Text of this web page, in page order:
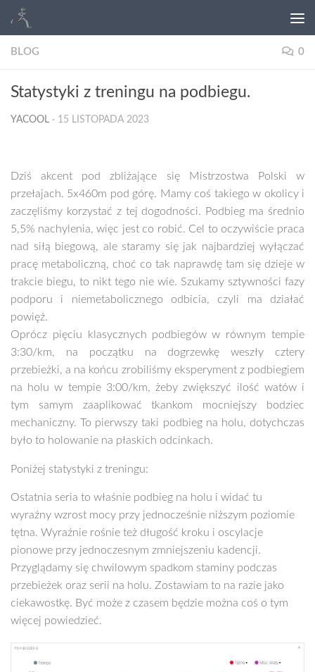
BLOG 0
Statystyki z treningu na podbiegu.
YACOOL · 15 LISTOPADA 2023
Dziś akcent pod zbliżające się Mistrzostwa Polski w
przełajach. 5x460m pod górę. Mamy coś takiego w okolicy i
zaczęliśmy korzystać z tej dogodności. Podbieg ma średnio
5,5% nachylenia, więc jest co robić. Cel to oczywiście praca
nad siłą biegową, ale staramy się jak najbardziej wyłączać
pracę metaboliczną, choć co tak naprawdę tam się dzieje w
trakcie biegu, to nikt tego nie wie. Szukamy sztywności fazy
podporu i niemetabolicznego odbicia, czyli ma działać
powięź.
Oprócz pięciu klasycznych podbiegów w równym tempie
3:30/km, na początku na dogrzewkę weszły cztery
przebieżki, a na końcu zrobiliśmy eksperyment z podbiegiem
na holu w tempie 3:00/km, żeby zwiększyć ilość watów i
tym samym zaaplikować tkankom mocniejszy bodziec
mechaniczny. To pierwszy taki podbieg na holu, dotychczas
było to holowanie na płaskich odcinkach.
Poniżej statystyki z treningu:
Ostatnia seria to właśnie podbieg na holu i widać tu
wyraźny wzrost mocy przy jednocześnie niższym poziomie
tętna. Wyraźnie rośnie też długość kroku i oscylacje
pionowe przy jednoczesnym zmniejszeniu kadencji.
Przyglądamy się chwilowym spadkom staminy podczas
przebieżek oraz serii na holu. Zostawiam to na razie jako
ciekawostkę. Być może z czasem będzie można coś o tym
więcej powiedzieć.